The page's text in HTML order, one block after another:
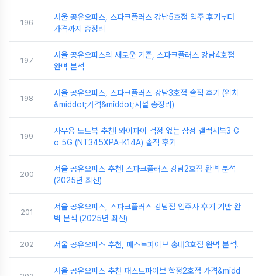
196
서울 공유오피스, 스파크플러스 강남5호점 입주 후기부터
가격까지 총정리
197
서울 공유오피스의 새로운 기준, 스파크플러스 강남4호점
완벽 분석
198
서울 공유오피스, 스파크플러스 강남3호점 솔직 후기 (위치
&middot;가격&middot;시설 총정리)
199
사무용 노트북 추천! 와이파이 걱정 없는 삼성 갤럭시북3 G
o 5G (NT345XPA-K14A) 솔직 후기
200
서울 공유오피스 추천! 스파크플러스 강남2호점 완벽 분석
(2025년 최신)
201
서울 공유오피스, 스파크플러스 강남점 입주사 후기 기반 완
벽 분석 (2025년 최신)
202 서울 공유오피스 추천, 패스트파이브 홍대3호점 완벽 분석!
서울 공유오피스 추천 패스트파이브 합정2호점 가격&midd